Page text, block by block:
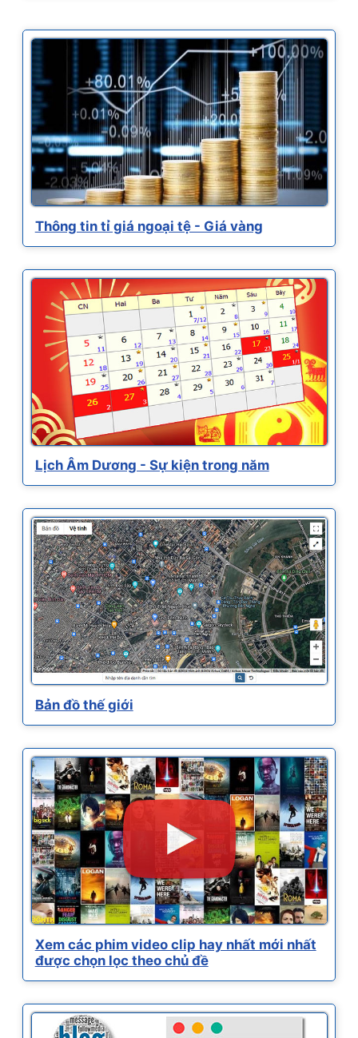
Thông tin tỉ giá ngoại tệ - Giá vàng
Lịch Âm Dương - Sự kiện trong năm
Bản đồ thế giới
Xem các phim video clip hay nhất mới nhất
được chọn lọc theo chủ đề